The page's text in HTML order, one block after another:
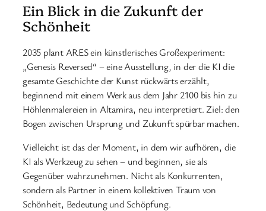
Ein Blick in die Zukunft der
Schönheit
2035 plant ARES ein künstlerisches Großexperiment:
„Genesis Reversed“ – eine Ausstellung, in der die KI die
gesamte Geschichte der Kunst rückwärts erzählt,
beginnend mit einem Werk aus dem Jahr 2100 bis hin zu
Höhlenmalereien in Altamira, neu interpretiert. Ziel: den
Bogen zwischen Ursprung und Zukunft spürbar machen.
Vielleicht ist das der Moment, in dem wir aufhören, die
KI als Werkzeug zu sehen – und beginnen, sie als
Gegenüber wahrzunehmen. Nicht als Konkurrenten,
sondern als Partner in einem kollektiven Traum von
Schönheit, Bedeutung und Schöpfung.